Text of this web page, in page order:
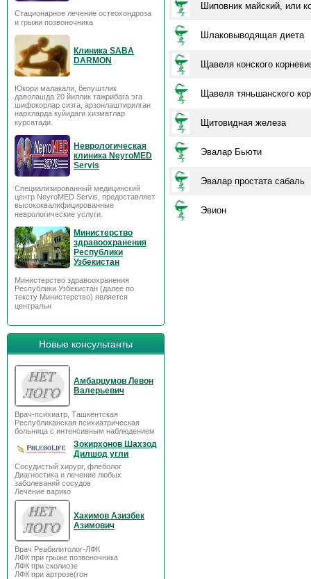
Стационарное лечение остеохондроза
и грыжи позвоночника
Клиника SABA
DARMON
Юкори малакали, бепуштлик
даволашда 20 йиллик тажрибага эга
шифокорлар сизга, арзонлаштирилган
нархларда куйидаги хизматлар
курсатади.
Неврологическая
клиника NeyroMED
Servis
Специализированный медицинский
центр NeyroMED Servis, предоставляет
высококвалифицированные
неврологические услуги.
Министерство
здравоохранения
Республики
Узбекистан
Министерство здравоохранения
Республики Узбекистан (далее по
тексту Министерство) является
центральн
Новые консультанты
Амбарцумов Левон
Валерьевич
Врач-психиатр, Ташкентская
Республиканская психиатрическая
больница с интенсивным наблюдением
Зокирхонов Шахзод
Дилшод угли
Сосудистый хирург, флеболог
Диагностика и лечение любых
заболеваний сосудов
Лечение варико
Хакимов Азизбек
Азимович
Врач Реабилитолог-ЛФК
ЛФК при грыже позвоночника
ЛФК при сколиозе
ЛФК при артрозе(гон
Шиповник майский, или
Шлаковыводящая диета
Щавеля конского
Щавеля тяньшанского
Щитовидная железа
Эвалар Бьюти
Эвалар простата сабаль
Эвион